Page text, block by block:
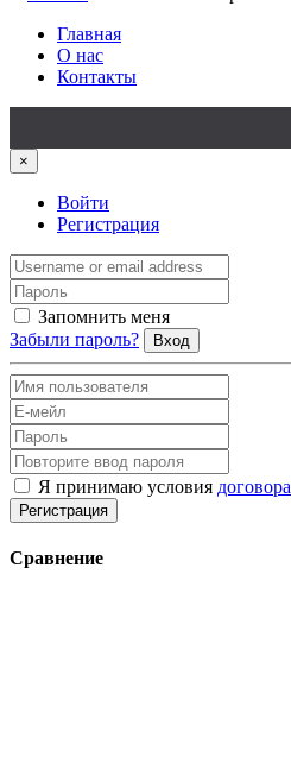
Главная
О нас
Контакты
×
Войти
Регистрация
Запомнить меня
Забыли пароль?
Вход
Я принимаю условия договора
Регистрация
Сравнение